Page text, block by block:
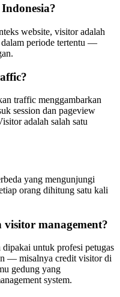
website, visitor adalah
dalam periode tertentu —
traffic menggambarkan
session dan pageview
adalah salah satu
yang mengunjungi
orang dihitung satu kali
management?
untuk profesi petugas
— misalnya credit visitor di
gedung yang
system.